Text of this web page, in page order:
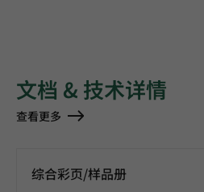
文档 & 技术详情
查看更多
综合彩页/样品册